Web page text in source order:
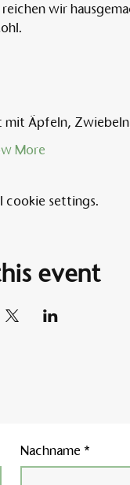
wir
mit Äpfeln,
More
cookie settings.
event
Nachname *